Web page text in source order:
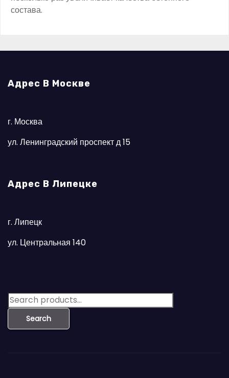
состава.
Адрес В Москве
г. Москва
ул. Ленинградский проспект д 15
Адрес В Липецке
г. Липецк
ул. Центральная 140
S
e
Search